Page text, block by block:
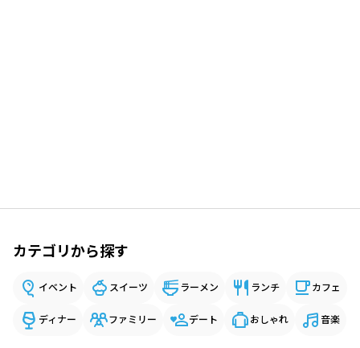
カテゴリから探す
イベント スイーツ ラーメン ランチ カフェ
ディナー ファミリー デート おしゃれ 音楽